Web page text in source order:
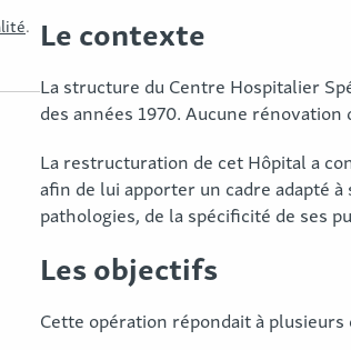
. Le contexte
La structure du Centre Hospitalier
des années 1970. Aucune rénovation
La restructuration de cet Hôpital a
afin de lui apporter un cadre adapté
pathologies, de la spécificité de ses
Les objectifs
Cette opération répondait à plusieurs